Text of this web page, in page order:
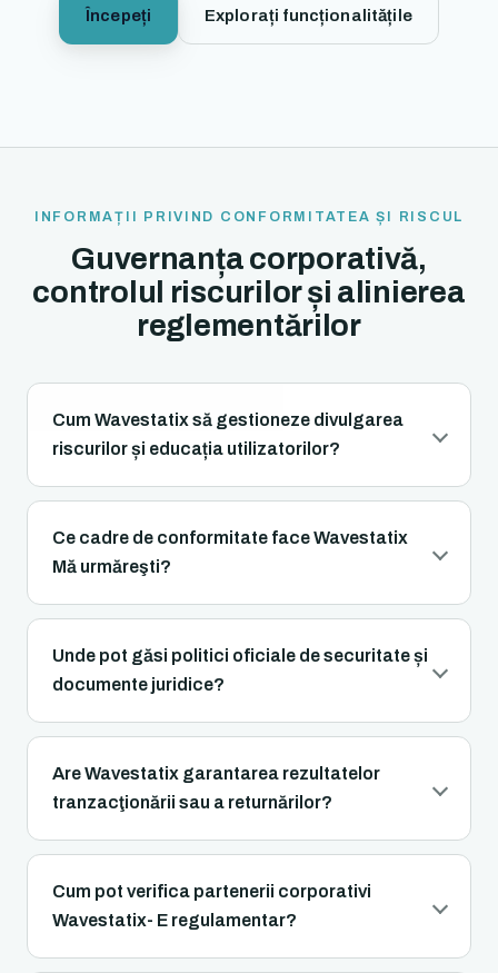
Începeți Explorați funcționalitățile
INFORMAȚII PRIVIND CONFORMITATEA ȘI RISCUL
Guvernanța corporativă,
controlul riscurilor și alinierea
reglementărilor
Cum Wavestatix să gestioneze divulgarea
riscurilor și educația utilizatorilor?
Ce cadre de conformitate face Wavestatix
Mă urmăreşti?
Unde pot găsi politici oficiale de securitate și
documente juridice?
Are Wavestatix garantarea rezultatelor
tranzacţionării sau a returnărilor?
Cum pot verifica partenerii corporativi
Wavestatix- E regulamentar?